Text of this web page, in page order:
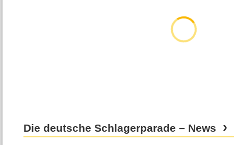
Die deutsche Schlagerparade – News